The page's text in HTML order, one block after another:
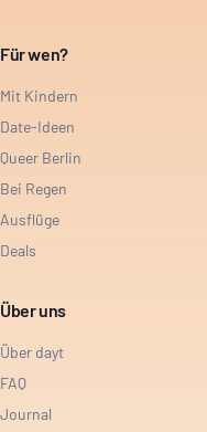
Für wen?
Mit Kindern
Date-Ideen
Queer Berlin
Bei Regen
Ausflüge
Deals
Über uns
Über dayt
FAQ
Journal